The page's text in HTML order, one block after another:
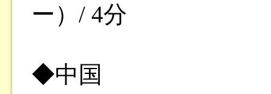
ー）/ 4分
◆中国